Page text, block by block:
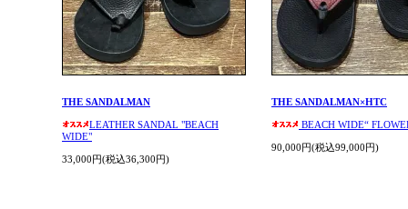
THE SANDALMAN
LEATHER SANDAL "BEACH
WIDE"
33,000円(税込36,300円)
THE SANDALMAN×HTC
BEACH WIDE“
90,000円(税込99,000円)